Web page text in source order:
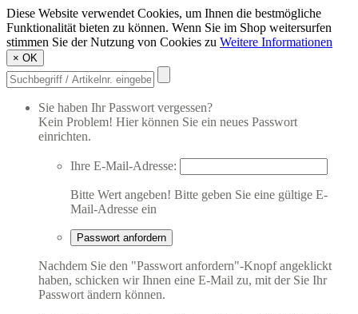
Diese Website verwendet Cookies, um Ihnen die bestmögliche
Funktionalität bieten zu können. Wenn Sie im Shop weitersurfen
stimmen Sie der Nutzung von Cookies zu Weitere Informationen
× OK
Sie haben Ihr Passwort vergessen?
Kein Problem! Hier können Sie ein neues Passwort
einrichten.
Ihre E-Mail-Adresse:
Bitte Wert angeben! Bitte geben Sie eine gültige E-
Mail-Adresse ein
Passwort anfordern
Nachdem Sie den "Passwort anfordern"-Knopf angeklickt
haben, schicken wir Ihnen eine E-Mail zu, mit der Sie Ihr
Passwort ändern können.